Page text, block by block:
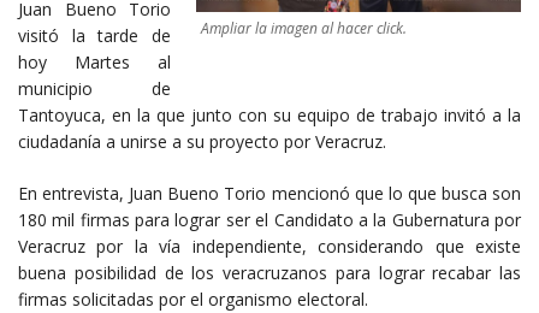
Ampliar la imagen al hacer click.
Juan Bueno Torio
visitó la tarde de
hoy Martes al
municipio de
Tantoyuca, en la que junto con su equipo de trabajo invitó a la
ciudadanía a unirse a su proyecto por Veracruz.
En entrevista, Juan Bueno Torio mencionó que lo que busca son
180 mil firmas para lograr ser el Candidato a la Gubernatura por
Veracruz por la vía independiente, considerando que existe
buena posibilidad de los veracruzanos para lograr recabar las
firmas solicitadas por el organismo electoral.